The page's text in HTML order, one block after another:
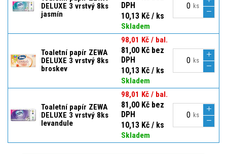
DELUXE 3 vrstvý 8ks
jasmín
DPH
10,13 Kč / ks
Skladem
ks
Toaletní papír ZEWA
DELUXE 3 vrstvý 8ks
broskev
98,01 Kč / bal.
81,00 Kč bez
DPH
10,13 Kč / ks
Skladem
ks
Toaletní papír ZEWA
DELUXE 3 vrstvý 8ks
levandule
98,01 Kč / bal.
81,00 Kč bez
DPH
10,13 Kč / ks
Skladem
ks